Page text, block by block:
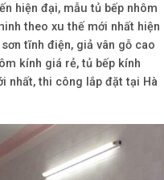
hiện đại, mẫu tủ bếp nhôm
theo xu thế mới nhất hiện
tĩnh điện, giả vân gỗ cao
kính giá rẻ, tủ bếp kính
nhất, thi công lắp đặt tại Hà